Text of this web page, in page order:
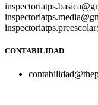
CONTABILIDAD